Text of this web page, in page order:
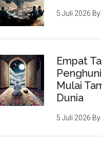
5 Juli 2026 By
Empat
Mulai
Dunia
5 Juli 2026 By